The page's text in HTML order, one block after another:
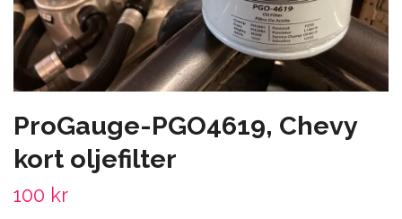
ProGauge-PGO4619, Chevy
kort oljefilter
100 kr